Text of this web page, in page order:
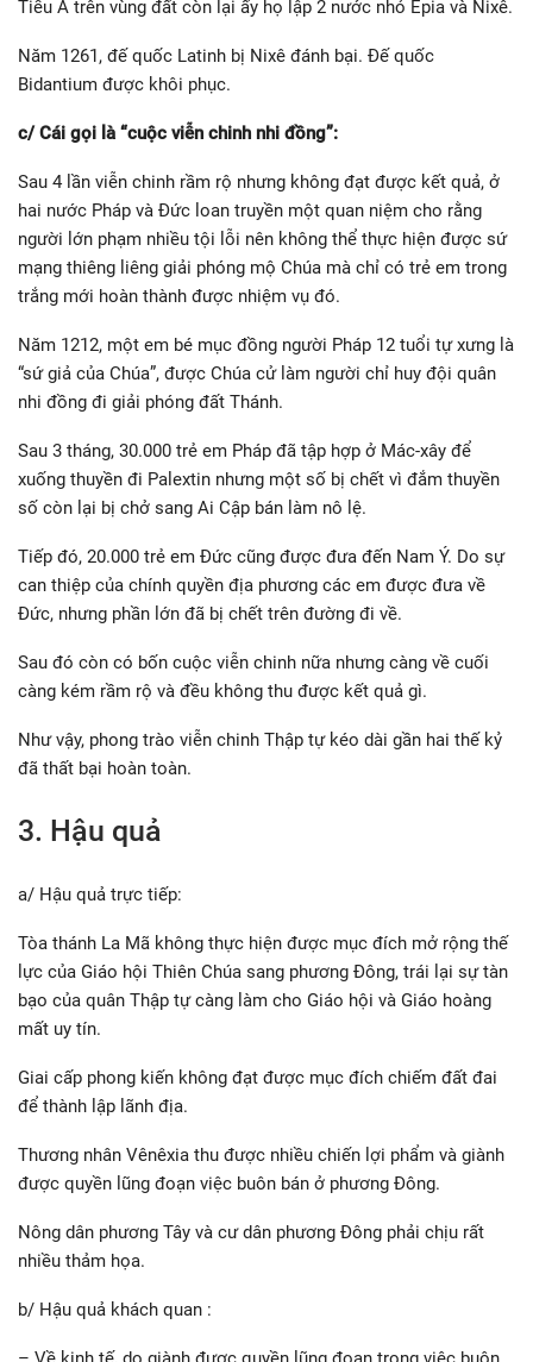
Tiểu Á trên vùng đất còn lại ấy họ lập 2 nước nhỏ Epia và Nixê.
Năm 1261, đế quốc Latinh bị Nixê đánh bại. Đế quốc
Bidantium được khôi phục.
c/ Cái gọi là “cuộc viễn chinh nhi đồng”:
Sau 4 lần viễn chinh rầm rộ nhưng không đạt được kết quả, ở
hai nước Pháp và Đức loan truyền một quan niệm cho rằng
người lớn phạm nhiều tội lỗi nên không thể thực hiện được sứ
mạng thiêng liêng giải phóng mộ Chúa mà chỉ có trẻ em trong
trắng mới hoàn thành được nhiệm vụ đó.
Năm 1212, một em bé mục đồng người Pháp 12 tuổi tự xưng là
“sứ giả của Chúa”, được Chúa cử làm người chỉ huy đội quân
nhi đồng đi giải phóng đất Thánh.
Sau 3 tháng, 30.000 trẻ em Pháp đã tập hợp ở Mác-xây để
xuống thuyền đi Palextin nhưng một số bị chết vì đắm thuyền
số còn lại bị chở sang Ai Cập bán làm nô lệ.
Tiếp đó, 20.000 trẻ em Đức cũng được đưa đến Nam Ý. Do sự
can thiệp của chính quyền địa phương các em được đưa về
Đức, nhưng phần lớn đã bị chết trên đường đi về.
Sau đó còn có bốn cuộc viễn chinh nữa nhưng càng về cuối
càng kém rầm rộ và đều không thu được kết quả gì.
Như vậy, phong trào viễn chinh Thập tự kéo dài gần hai thế kỷ
đã thất bại hoàn toàn.
3. Hậu quả
a/ Hậu quả trực tiếp:
Tòa thánh La Mã không thực hiện được mục đích mở rộng thế
lực của Giáo hội Thiên Chúa sang phương Đông, trái lại sự tàn
bạo của quân Thập tự càng làm cho Giáo hội và Giáo hoàng
mất uy tín.
Giai cấp phong kiến không đạt được mục đích chiếm đất đai
để thành lập lãnh địa.
Thương nhân Vênêxia thu được nhiều chiến lợi phẩm và giành
được quyền lũng đoạn việc buôn bán ở phương Đông.
Nông dân phương Tây và cư dân phương Đông phải chịu rất
nhiều thảm họa.
b/ Hậu quả khách quan :